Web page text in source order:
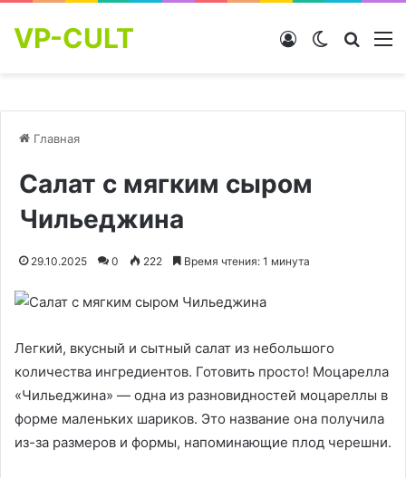
VP-CULT Switch skin
Войти
Главная
Салат с мягким сыром
Чильеджина
29.10.2025 0 222 Время чтения: 1 минута
Легкий, вкусный и сытный салат из небольшого
количества ингредиентов. Готовить просто! Моцарелла
«Чильеджина» — одна из разновидностей моцареллы в
форме маленьких шариков. Это название она получила
из-за размеров и формы, напоминающие плод черешни.